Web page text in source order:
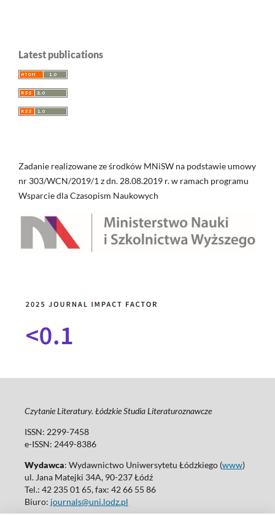
Latest publications
Zadanie realizowane ze środków MNiSW na podstawie umowy
nr 303/WCN/2019/1 z dn. 28.08.2019 r. w ramach programu
Wsparcie dla Czasopism Naukowych
Czytanie Literatury. Łódzkie Studia Literaturoznawcze
ISSN: 2299-7458
e-ISSN: 2449-8386
Wydawca: Wydawnictwo Uniwersytetu Łódzkiego (www)
ul. Jana Matejki 34A, 90-237 Łódź
Tel.: 42 235 01 65, fax: 42 66 55 86
Biuro: journals@uni.lodz.pl